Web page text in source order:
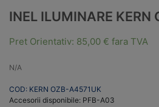
INEL ILUMINARE
Pret Orientativ: 85,00 € fara TVA
N/A
COD: KERN OZB-A4571UK
Accesorii disponibile: PFB-A03